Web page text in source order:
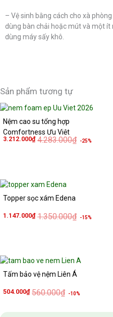
– Vệ sinh bằng cách cho xà
dùng bàn chải hoặc mút và một ít
dùng máy sấy khô.
Sản phẩm tương tự
Nệm cao su tổng hợp
Comfortness Ưu Việt
4.283.000₫
Giá
3.212.000₫
Giá
3.212.000₫.
-25%
Topper sọc xám Edena
1.350.000₫
1.147.000₫
1.147.000₫.
-15%
Tấm bảo vệ nệm Liên Á
560.000₫
Giá
là:
504.000₫
Giá
tại
504.000₫.
-10%